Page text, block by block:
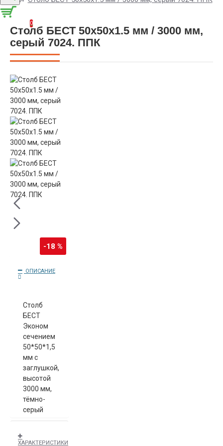
0
Столб БЕСТ 50x50x1.5 мм / 3000 мм,
серый 7024. ППК
-18 %
ОПИСАНИЕ
Столб
БЕСТ
Эконом
сечением
50*50*1,5
мм с
заглушкой,
высотой
3000 мм,
тёмно-
серый
RAL 7024.
ХАРАКТЕРИСТИКИ